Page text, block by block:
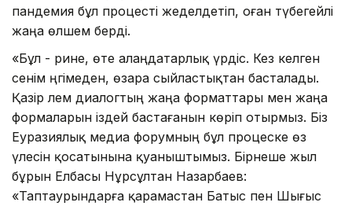
пандемия бұл процесті жеделдетіп, оған түбегейлі
жаңа өлшем берді.
«Бұл - әрине, өте алаңдатарлық үрдіс. Кез келген
сенім әңгімеден, өзара сыйластықтан басталады.
Қазір әлем диалогтың жаңа форматтары мен жаңа
формаларын іздей бастағанын көріп отырмыз. Біз
Еуразиялық медиа форумның бұл процеске өз
үлесін қосатынына қуаныштымыз. Бірнеше жыл
бұрын Елбасы Нұрсұлтан Назарбаев:
«Таптаурындарға қарамастан Батыс пен Шығыс